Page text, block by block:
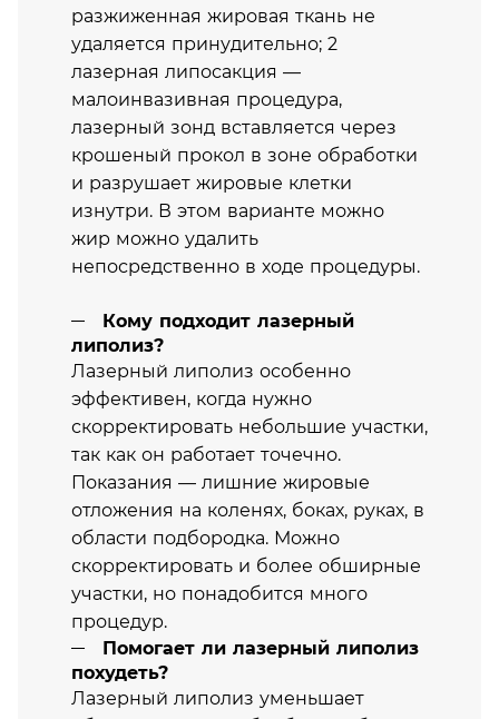
разжиженная жировая ткань не
удаляется принудительно; 2
лазерная липосакция —
малоинвазивная процедура,
лазерный зонд вставляется через
крошеный прокол в зоне обработки
и разрушает жировые клетки
изнутри. В этом варианте можно
жир можно удалить
непосредственно в ходе процедуры.
Кому подходит лазерный
липолиз?
Лазерный липолиз особенно
эффективен, когда нужно
скорректировать небольшие участки,
так как он работает точечно.
Показания — лишние жировые
отложения на коленях, боках, руках, в
области подбородка. Можно
скорректировать и более обширные
участки, но понадобится много
процедур.
Помогает ли лазерный липолиз
похудеть?
Лазерный липолиз уменьшает